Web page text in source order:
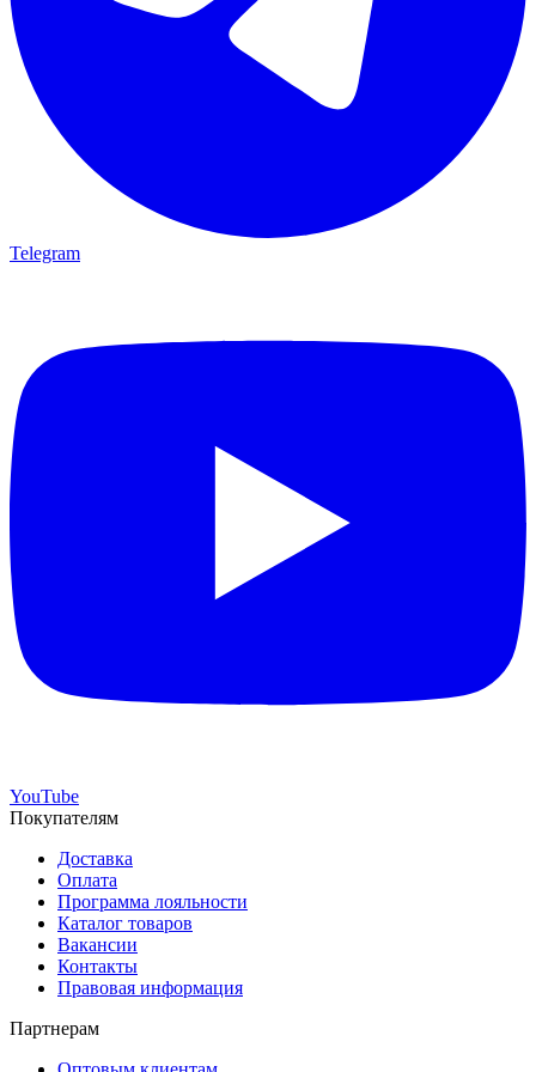
Telegram
YouTube
Покупателям
Доставка
Оплата
Программа лояльности
Каталог товаров
Вакансии
Контакты
Правовая информация
Партнерам